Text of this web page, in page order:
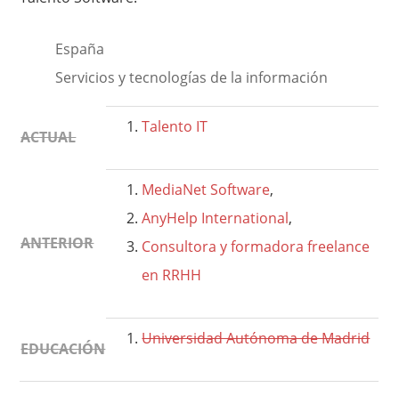
España
Servicios y tecnologías de la información
ACTUAL
Talento IT
ANTERIOR
MediaNet Software,
AnyHelp International,
Consultora y formadora freelance
en RRHH
EDUCACIÓN
Universidad Autónoma de Madrid